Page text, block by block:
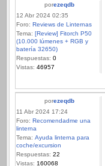
porezeqdb
12 Abr 2024 02:35
Foro: Reviews de Linternas
Tema: [Review] Fitorch P50
(10.000 lúmenes + RGB y
batería 32650)
Respuestas: 0
Vistas: 46957
porezeqdb
11 Abr 2024 17:24
Foro: Recomendadme una
linterna
Tema: Ayuda linterna para
coche/excursion
Respuestas: 22
Vistas: 160068